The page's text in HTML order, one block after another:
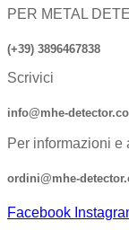
PER METAL
(+39) 3896467838
Scrivici
info@mhe-
Per informazioni e
ordini@mhe-
Facebook